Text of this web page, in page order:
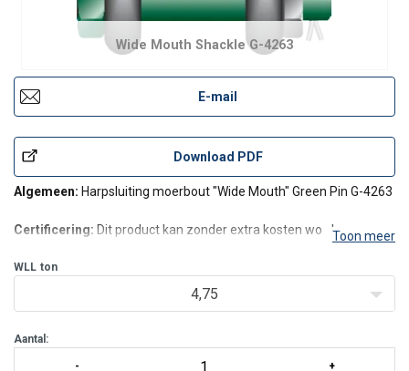
Wide Mouth Shackle G-4263
E-mail
Download PDF
Algemeen: Harpsluiting moerbout "Wide Mouth" Green Pin G-4263
Certificering: Dit product kan zonder extra kosten worden
leverancierscertificaat en/of een conformiteitssverklaring.
Toon meer
WLL ton
4,75
Aantal: